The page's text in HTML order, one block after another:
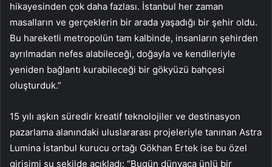
hikayesinden çok daha fazlası. İstanbul her zaman
masalların ve gerçeklerin bir arada yaşadığı bir şehir oldu.
Bu hareketli metropolün tam kalbinde, insanların şehirden
ayrılmadan nefes alabileceği, doğayla ve kendileriyle
yeniden bağlantı kurabileceği bir gökyüzü bahçesi
oluşturduk.”
15 yılı aşkın süredir kreatif teknolojiler ve destinasyon
pazarlama alanındaki uluslararası projeleriyle tanınan Astra
Lumina İstanbul kurucu ortağı Gökhan Ertek ise bu özel
girişimi şu şekilde açıkladı: “Bugün dünyaca ünlü bir